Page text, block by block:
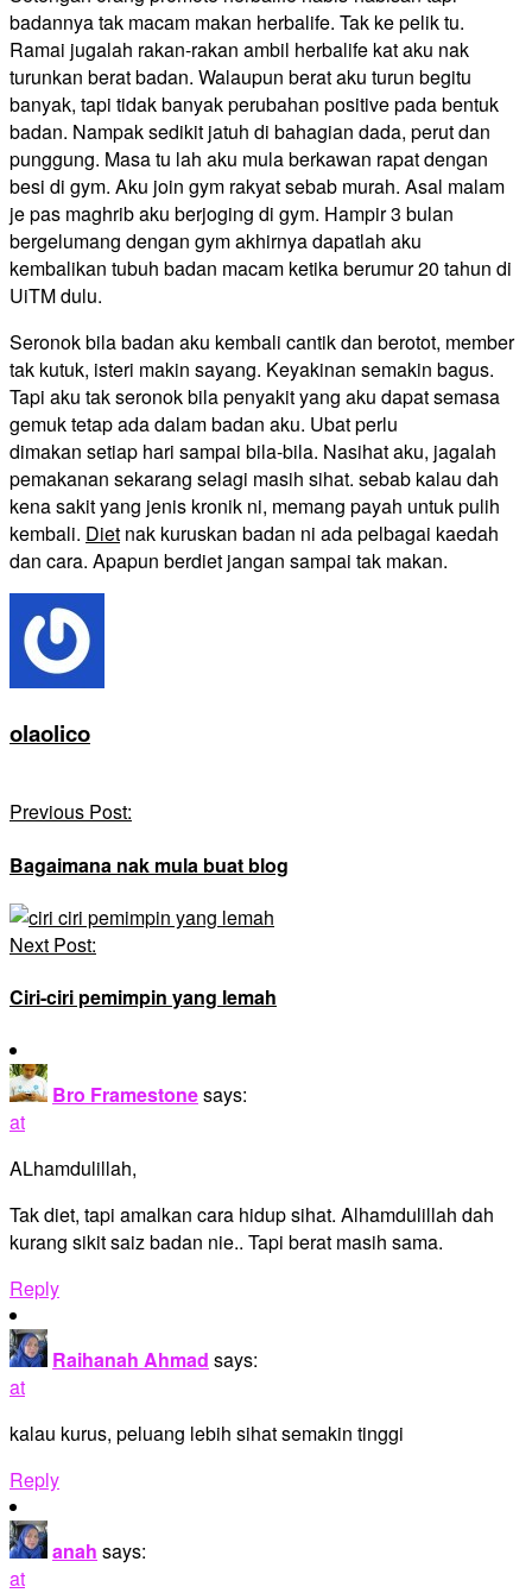
badannya tak macam makan herbalife. Tak ke pelik tu.
Ramai jugalah rakan-rakan ambil herbalife kat aku nak
turunkan berat badan. Walaupun berat aku turun begitu
banyak, tapi tidak banyak perubahan positive pada bentuk
badan. Nampak sedikit jatuh di bahagian dada, perut dan
punggung. Masa tu lah aku mula berkawan rapat dengan
besi di gym. Aku join gym rakyat sebab murah. Asal malam
je pas maghrib aku berjoging di gym. Hampir 3 bulan
bergelumang dengan gym akhirnya dapatlah aku
kembalikan tubuh badan macam ketika berumur 20 tahun di
UiTM dulu.
Seronok bila badan aku kembali cantik dan berotot, member
tak kutuk, isteri makin sayang. Keyakinan semakin bagus.
Tapi aku tak seronok bila penyakit yang aku dapat semasa
gemuk tetap ada dalam badan aku. Ubat perlu
dimakan setiap hari sampai bila-bila. Nasihat aku, jagalah
pemakanan sekarang selagi masih sihat. sebab kalau dah
kena sakit yang jenis kronik ni, memang payah untuk pulih
kembali. Diet nak kuruskan badan ni ada pelbagai kaedah
dan cara. Apapun berdiet jangan sampai tak makan.
olaolico
Navigation
Previous Post:
Bagaimana nak mula buat blog
Next Post:
Ciri-ciri pemimpin yang lemah
Bro Framestonesays:
at
ALhamdulillah,
Tak diet, tapi amalkan cara hidup sihat. Alhamdulillah dah
kurang sikit saiz badan nie.. Tapi berat masih sama.
Reply
Raihanah Ahmad says:
at
kalau kurus, peluang lebih sihat semakin tinggi
Reply
anah says:
at